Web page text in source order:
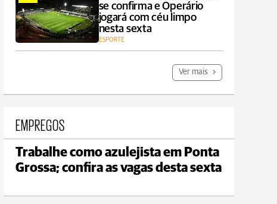
se confirma e Operário
jogará com céu limpo
nesta sexta
ESPORTE
Ver mais
Carambeí
max 18°C min 17°C
EMPREGOS
Trabalhe como azulejista em Ponta
Grossa; confira as vagas desta sexta